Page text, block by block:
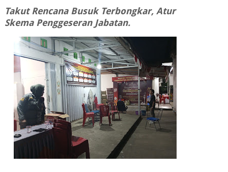
Takut Rencana Busuk Terbongkar, Atur
Skema Penggeseran Jabatan.